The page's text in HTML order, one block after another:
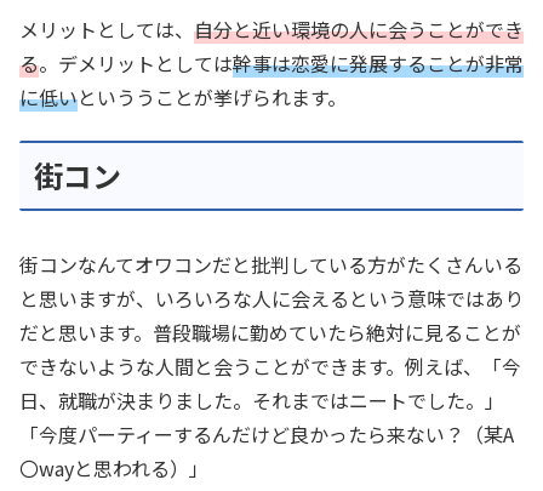
メリットとしては、 自分と近い環境の人に会うことができ
る。デメリットとしては幹事は恋愛に発展することが非常
に低いといううことが挙げられます。
街コン
街コンなんてオワコンだと批判している方がたくさんいる
と思いますが、いろいろな人に会えるという意味ではあり
だと思います。普段職場に勤めていたら絶対に見ることが
できないような人間と会うことができます。例えば、「今
日、就職が決まりました。それまではニートでした。」
「今度パーティーするんだけど良かったら来ない？（某A
〇wayと思われる）」